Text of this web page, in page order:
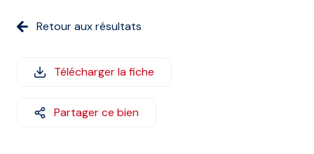
biens
Vente
IMMOBILIER
immobilier
immobilier
professionnel
ESTIMATION
Retour aux résultats
Télécharger la fiche
Partager ce bien